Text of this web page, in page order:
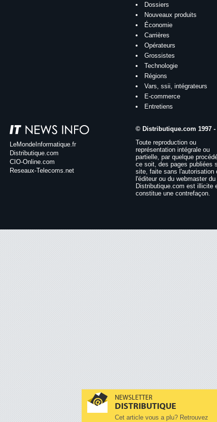
NEWSLETTER
DISTRIBUTIQUE
Cet article vous a plu? Retrouvez
Dossiers
Nouveaux produits
Économie
Carrières
Opérateurs
Grossistes
Technologie
Régions
Vars, ssii, intégrateurs
E-commerce
Entretiens
LeMondeInformatique.fr
Distributique.com
CIO-Online.com
Reseaux-Telecoms.net
© Distributique.com 1997 -
Toute reproduction ou
représentation intégrale ou
partielle, par quelque
ce soit, des pages publiées
site, faite sans l'autorisation
l'éditeur ou du webmaster
Distributique.com est illicite
constitue une contrefaçon.